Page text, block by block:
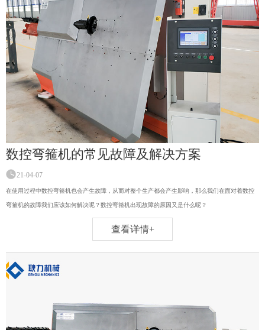
数控弯箍机的常见故障及解决方案
21-04-07
在使用过程中数控弯箍机也会产生故障，从而对整个生产都会产生影响，那么我们在面对着数控
弯箍机的故障我们应该如何解决呢？数控弯箍机出现故障的原因又是什么呢？
查看详情+